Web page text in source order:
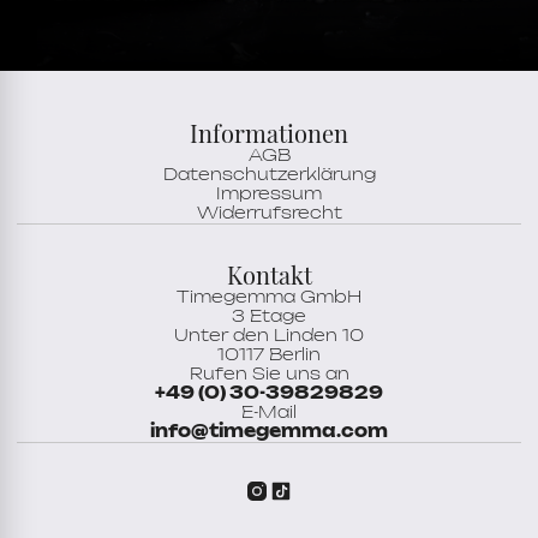
Informationen
AGB
Datenschutzerklärung
Impressum
Widerrufsrecht
Kontakt
Timegemma GmbH
3 Etage
Unter den Linden 10
10117 Berlin
Rufen Sie uns an
+49 (0) 30-39829829
E-Mail
info@timegemma.com